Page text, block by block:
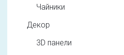
Чайники
Декор
3D панели